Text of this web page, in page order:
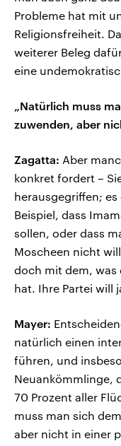
Probleme hat mit
Religionsfreiheit.
weiterer Beleg
eine
„Natürlich muss
zuwenden, aber
Zagatta: Aber
konkret fordert –
herausgegriffen;
Beispiel, dass
sollen, oder dass
Moscheen nicht
doch mit dem, was
hat. Ihre Partei will
Mayer:
natürlich einen
führen, und
Neuankömmlinge,
70 Prozent aller
muss man sich
aber nicht in einer